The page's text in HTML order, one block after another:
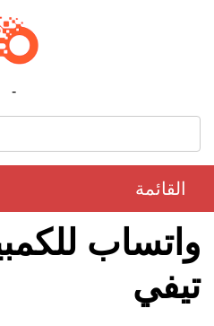
-
القائمة
واتساب
تيفي